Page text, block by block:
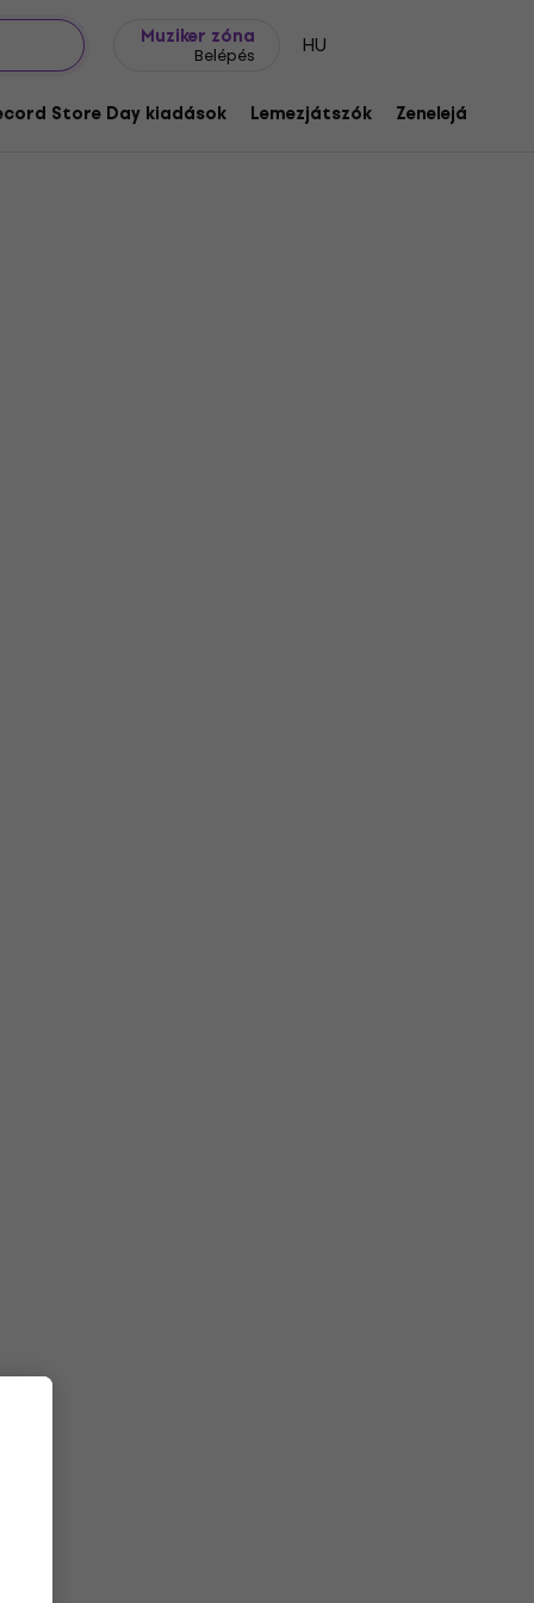
Muziker zóna
Belépés HU
Store Day kiadások Lemezjátszók Zenelejátszók